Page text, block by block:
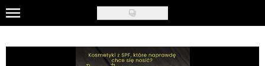
Skip
to
main